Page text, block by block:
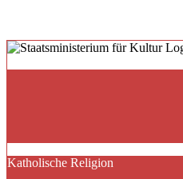
Katholische Religion